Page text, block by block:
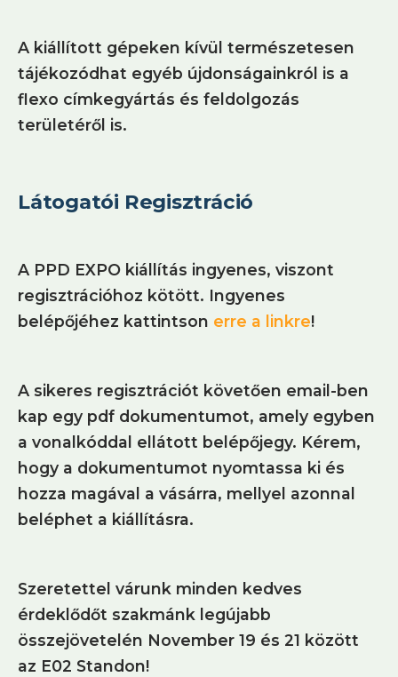
A kiállított gépeken kívül természetesen
tájékozódhat egyéb újdonságainkról is a
flexo címkegyártás és feldolgozás
területéről is.
Látogatói Regisztráció
A PPD EXPO kiállítás ingyenes, viszont
regisztrációhoz kötött. Ingyenes
belépőjéhez kattintson erre a linkre!
A sikeres regisztrációt követően email-ben
kap egy pdf dokumentumot, amely egyben
a vonalkóddal ellátott belépőjegy. Kérem,
hogy a dokumentumot nyomtassa ki és
hozza magával a vásárra, mellyel azonnal
beléphet a kiállításra.
Szeretettel várunk minden kedves
érdeklődőt szakmánk legújabb
összejövetelén November 19 és 21 között
az E02 Standon!